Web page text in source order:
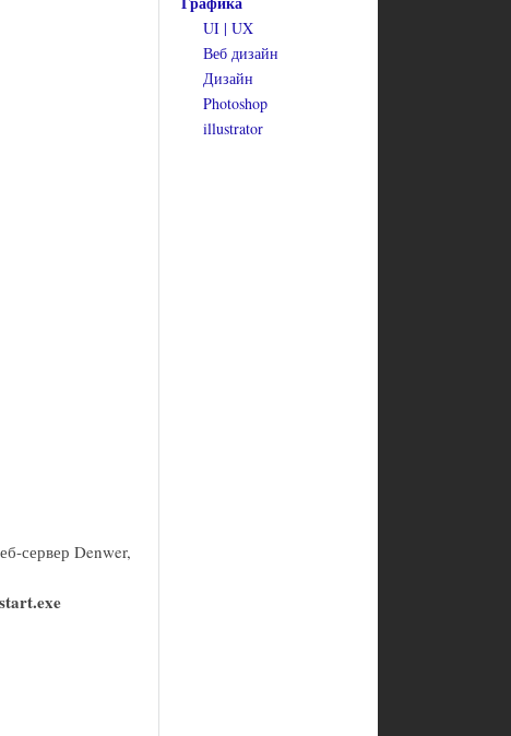
сервер Denwer,
UI | UX
Веб дизайн
Дизайн
Photoshop
illustrator